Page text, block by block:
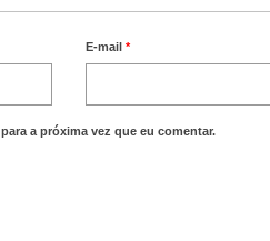
E-mail*
a próxima vez que eu comentar.